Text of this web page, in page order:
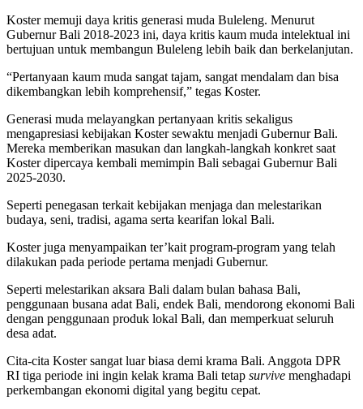
Koster memuji daya kritis generasi muda Buleleng. Menurut
Gubernur Bali 2018-2023 ini, daya kritis kaum muda intelektual ini
bertujuan untuk membangun Buleleng lebih baik dan berkelanjutan.
“Pertanyaan kaum muda sangat tajam, sangat mendalam dan bisa
dikembangkan lebih komprehensif,” tegas Koster.
Generasi muda melayangkan pertanyaan kritis sekaligus
mengapresiasi kebijakan Koster sewaktu menjadi Gubernur Bali.
Mereka memberikan masukan dan langkah-langkah konkret saat
Koster dipercaya kembali memimpin Bali sebagai Gubernur Bali
2025-2030.
Seperti penegasan terkait kebijakan menjaga dan melestarikan
budaya, seni, tradisi, agama serta kearifan lokal Bali.
Koster juga menyampaikan ter’kait program-program yang telah
dilakukan pada periode pertama menjadi Gubernur.
Seperti melestarikan aksara Bali dalam bulan bahasa Bali,
penggunaan busana adat Bali, endek Bali, mendorong ekonomi Bali
dengan penggunaan produk lokal Bali, dan memperkuat seluruh
desa adat.
Cita-cita Koster sangat luar biasa demi krama Bali. Anggota DPR
RI tiga periode ini ingin kelak krama Bali tetap survive menghadapi
perkembangan ekonomi digital yang begitu cepat.